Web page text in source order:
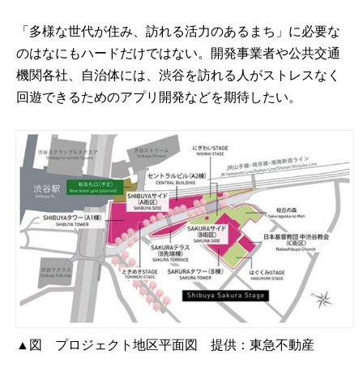
「多様な世代が住み、訪れる活力のあるまち」に必要な
のはなにもハードだけではない。開発事業者や公共交通
機関各社、自治体には、渋谷を訪れる人がストレスなく
回遊できるためのアプリ開発などを期待したい。
▲図 プロジェクト地区平面図 提供：東急不動産